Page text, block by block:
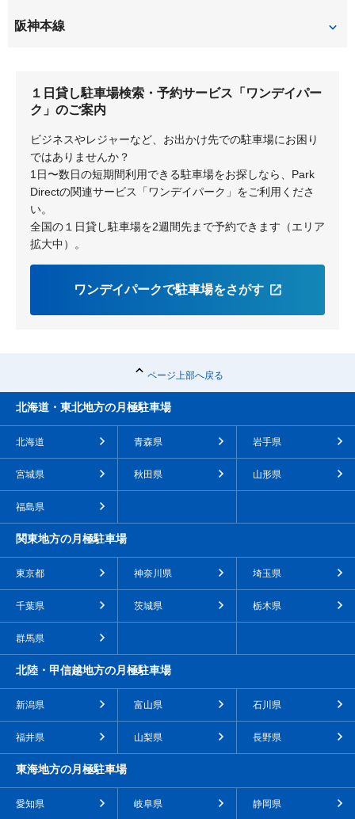
大物
阪神本線
尼崎 尼崎センタープール前
１日貸し駐車場検索・予約サービス「ワンデイパー
ク」のご案内
ビジネスやレジャーなど、お出かけ先での駐車場にお困り
ではありませんか？
1日〜数日の短期間利用できる駐車場をお探しなら、Park
Directの関連サービス「ワンデイパーク」をご利用くださ
い。
全国の１日貸し駐車場を2週間先まで予約できます（エリア
拡大中）。
ワンデイパークで駐車場をさがす
ページ上部へ戻る
北海道・東北地方の月極駐車場
北海道 青森県 岩手県
宮城県 秋田県 山形県
福島県
関東地方の月極駐車場
東京都 神奈川県 埼玉県
千葉県 茨城県 栃木県
群馬県
北陸・甲信越地方の月極駐車場
新潟県 富山県 石川県
福井県 山梨県 長野県
東海地方の月極駐車場
愛知県 岐阜県 静岡県